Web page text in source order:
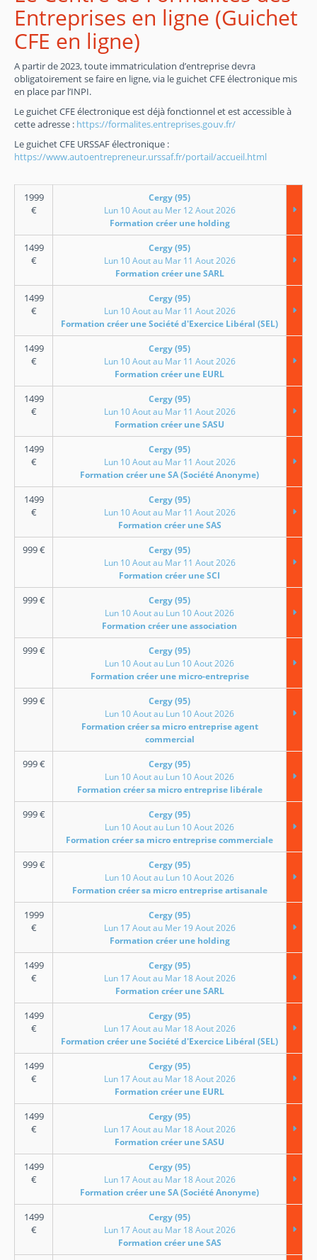
Entreprises en ligne (Guichet
CFE en ligne)
A partir de 2023, toute immatriculation d’entreprise devra
obligatoirement se faire en ligne, via le guichet CFE électronique mis
en place par l’INPI.
Le guichet CFE électronique est déjà fonctionnel et est accessible à
cette adresse : https://formalites.entreprises.gouv.fr/
Le guichet CFE URSSAF électronique :
https://www.autoentrepreneur.urssaf.fr/portail/accueil.html
1999
€
Cergy (95)
Lun 10 Aout au Mer 12 Aout 2026
Formation créer une holding
1499
€
Cergy (95)
Lun 10 Aout au Mar 11 Aout 2026
Formation créer une SARL
1499
€
Cergy (95)
Lun 10 Aout au Mar 11 Aout 2026
Formation créer une Société d'Exercice Libéral (SEL)
1499
€
Cergy (95)
Lun 10 Aout au Mar 11 Aout 2026
Formation créer une EURL
1499
€
Cergy (95)
Lun 10 Aout au Mar 11 Aout 2026
Formation créer une SASU
1499
€
Cergy (95)
Lun 10 Aout au Mar 11 Aout 2026
Formation créer une SA (Société Anonyme)
1499
€
Cergy (95)
Lun 10 Aout au Mar 11 Aout 2026
Formation créer une SAS
999€
Cergy (95)
Lun 10 Aout au Mar 11 Aout 2026
Formation créer une SCI
999€
Cergy (95)
Lun 10 Aout au Lun 10 Aout 2026
Formation créer une association
999€
Cergy (95)
Lun 10 Aout au Lun 10 Aout 2026
Formation créer une micro-entreprise
999€
Cergy (95)
Lun 10 Aout au Lun 10 Aout 2026
Formation créer sa micro entreprise agent
commercial
999€
Cergy (95)
Lun 10 Aout au Lun 10 Aout 2026
Formation créer sa micro entreprise libérale
999€
Cergy (95)
Lun 10 Aout au Lun 10 Aout 2026
Formation créer sa micro entreprise commerciale
999€
Cergy (95)
Lun 10 Aout au Lun 10 Aout 2026
Formation créer sa micro entreprise artisanale
1999
€
Cergy (95)
Lun 17 Aout au Mer 19 Aout 2026
Formation créer une holding
1499
€
Cergy (95)
Lun 17 Aout au Mar 18 Aout 2026
Formation créer une SARL
1499
€
Cergy (95)
Lun 17 Aout au Mar 18 Aout 2026
Formation créer une Société d'Exercice Libéral (SEL)
1499
€
Cergy (95)
Lun 17 Aout au Mar 18 Aout 2026
Formation créer une EURL
1499
€
Cergy (95)
Lun 17 Aout au Mar 18 Aout 2026
Formation créer une SASU
1499
€
Cergy (95)
Lun 17 Aout au Mar 18 Aout 2026
Formation créer une SA (Société Anonyme)
1499
€
Cergy (95)
Lun 17 Aout au Mar 18 Aout 2026
Formation créer une SAS